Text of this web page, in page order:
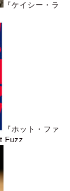
『ケイシー・ラ
『ホット・ファ
Fuzz